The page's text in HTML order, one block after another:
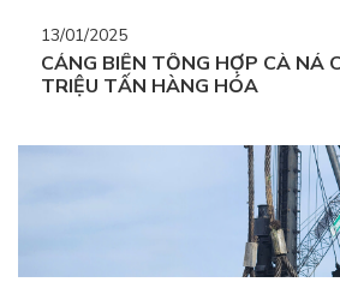
13/01/2025
CẢNG BIỂN TỔNG HỢP CÀ NÁ
TRIỆU TẤN HÀNG HÓA